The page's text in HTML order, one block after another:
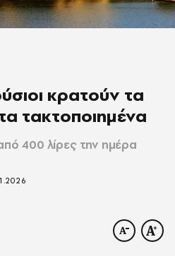
κρατούν τα
τακτοποιημένα
400 λίρες την ημέρα